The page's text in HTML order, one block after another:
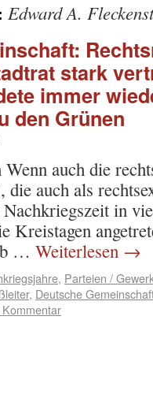
Edward A.
stark
immer
den Grünen
auch die
auch als
in
Kreistagen
… Weiterlesen →
, Parteien /
, Deutsche